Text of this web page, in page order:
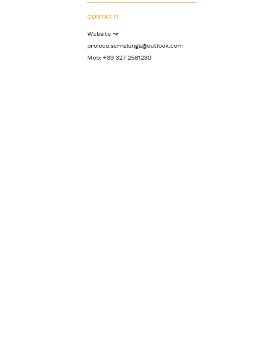
CONTATTI
Website ↝
proloco.serralunga@outlook.com
Mob: +39 327 2581230